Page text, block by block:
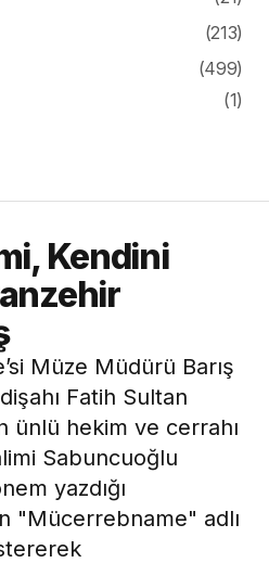
(213)
(499)
(1)
Kendini
Müze Müdürü Barış
Fatih Sultan
ünlü hekim ve cerrahı
Sabuncuoğlu
yazdığı
"Mücerrebname" adlı